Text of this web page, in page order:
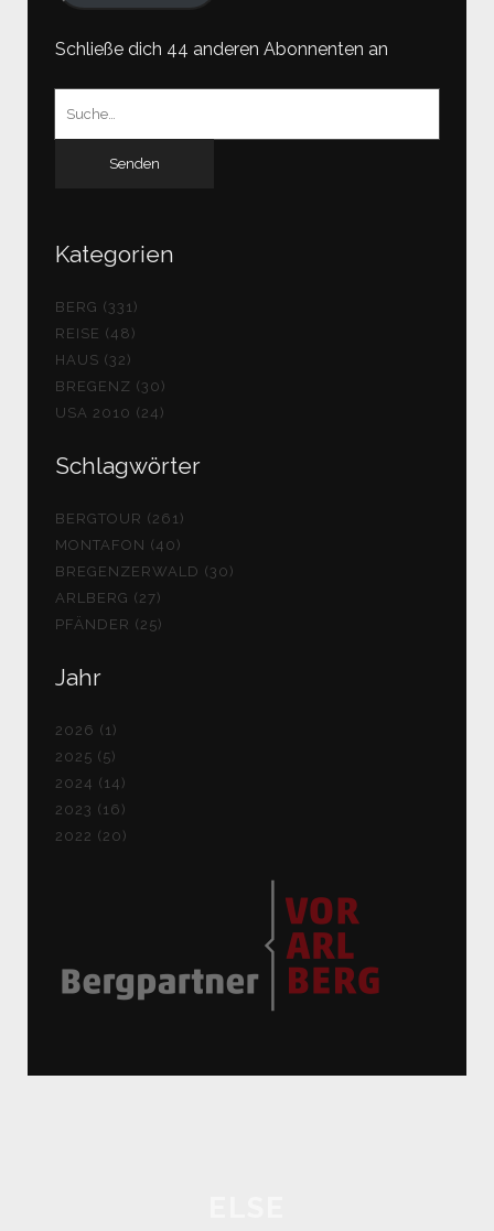
Schließe dich 44 anderen Abonnenten an
Kategorien
BERG (331)
REISE (48)
HAUS (32)
BREGENZ (30)
USA 2010 (24)
Schlagwörter
BERGTOUR (261)
MONTAFON (40)
BREGENZERWALD (30)
ARLBERG (27)
PFÄNDER (25)
Jahr
2026 (1)
2025 (5)
2024 (14)
2023 (16)
2022 (20)